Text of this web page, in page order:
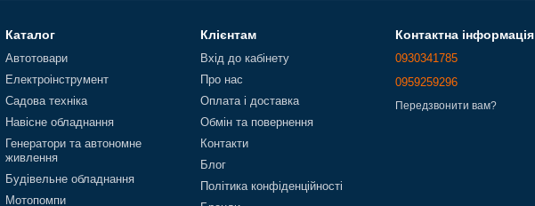
Каталог
Автотовари
Електроінструмент
Садова техніка
Навісне обладнання
Генератори та автономне
живлення
Будівельне обладнання
Мотопомпи
Клієнтам
Вхід до кабінету
Про нас
Оплата і доставка
Обмін та повернення
Контакти
Блог
Політика конфіденційності
Контактна інформація
0930341785
0959259296
Передзвонити вам?